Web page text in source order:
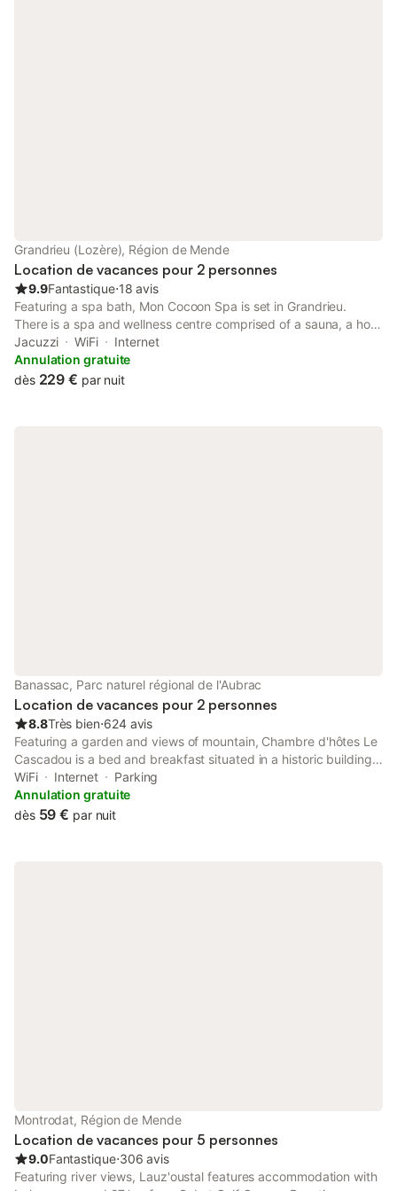
Grandrieu (Lozère), Région de Mende
Location de vacances pour 2 personnes
9.9Fantastique⋅18 avis
Featuring a spa bath, Mon Cocoon Spa is set in Grandrieu.
There is a spa and wellness centre comprised of a sauna, a hot
tub and a hammam. The bed and breakfast also offers free
WiFi, free private parking and facilities for disabled guests.
Jacuzzi WiFi
Internet
Annulation gratuite
dès 229 € par nuit
Banassac, Parc naturel régional de l'Aubrac
Location de vacances pour 2 personnes
8.8Très bien⋅624 avis
Featuring a garden and views of mountain, Chambre d'hôtes Le
Cascadou is a bed and breakfast situated in a historic building
in Banassac, 6.9 km from Sabot Golf Course.
WiFi Internet
Parking
Annulation gratuite
dès 59 € par nuit
Montrodat, Région de Mende
Location de vacances pour 5 personnes
9.0Fantastique⋅306 avis
Featuring river views, Lauz'oustal features accommodation with